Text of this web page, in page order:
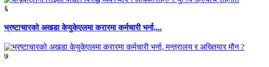
६
भ्रष्टाचारको अखडा केयुकेएलमा करारमा कर्मचारी भर्ना,...
७